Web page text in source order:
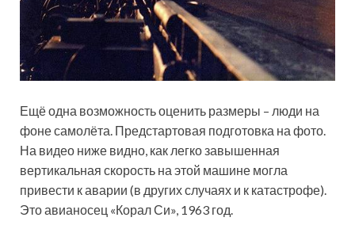
Ещё одна возможность оценить размеры – люди на
фоне самолёта. Предстартовая подготовка на фото.
На видео ниже видно, как легко завышенная
вертикальная скорость на этой машине могла
привести к аварии (в других случаях и к катастрофе).
Это авианосец «Корал Си», 1963 год.